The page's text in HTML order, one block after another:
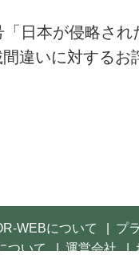
「日本が侵略され
違いに対するお
WEBについて
プ
ついて 運営会社